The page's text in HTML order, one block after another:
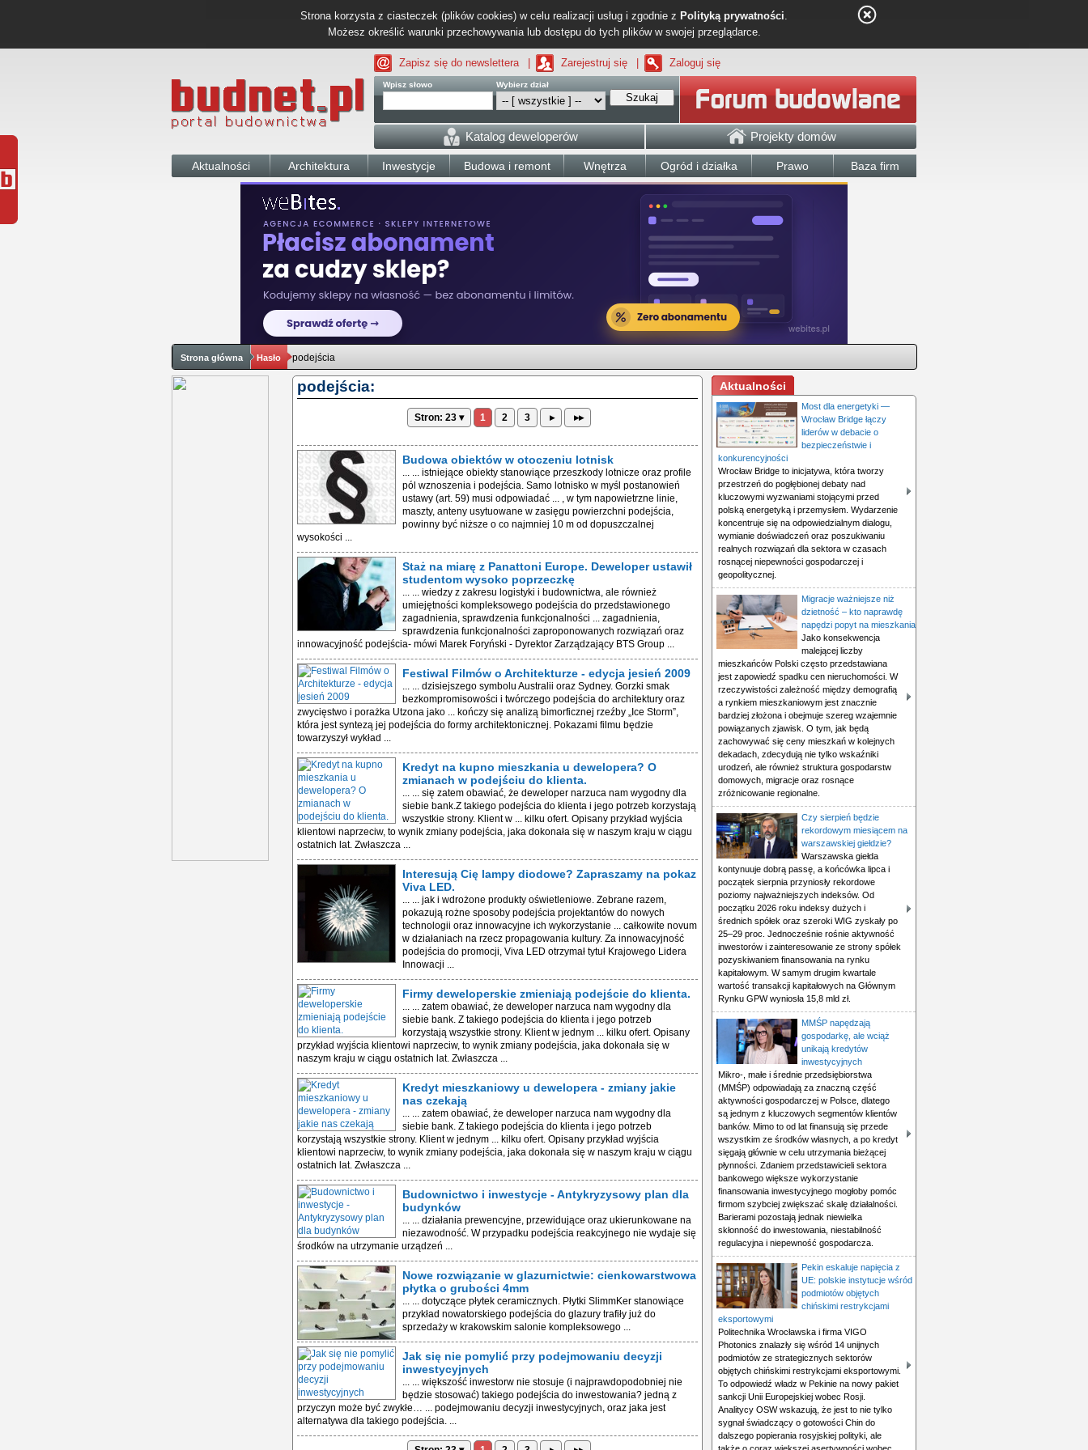
Strona korzysta z ciasteczek (plików cookies) w celu realizacji usług i zgodnie z Polityką prywatności.
Możesz określić warunki przechowywania lub dostępu do tych plików w swojej przeglądarce.
Zapisz się do newslettera Zarejestruj się Zaloguj się
Wpisz słowo Wybierz dział
Szukaj
Katalog deweloperów Projekty domów
Aktualności Architektura Inwestycje Budowa i remont Wnętrza Ogród i działka Prawo Baza firm
Strona główna Hasło podejścia
podejścia:
Stron: 23 ▾ 1 2 3 ▸ ▸▸
Budowa obiektów w otoczeniu lotnisk
... ... istniejące obiekty stanowiące przeszkody lotnicze oraz profile
pól wznoszenia i podejścia. Samo lotnisko w myśl postanowień
ustawy (art. 59) musi odpowiadać ... , w tym napowietrzne linie,
maszty, anteny usytuowane w zasięgu powierzchni podejścia,
powinny być niższe o co najmniej 10 m od dopuszczalnej
wysokości ...
Staż na miarę z Panattoni Europe. Deweloper ustawił
studentom wysoko poprzeczkę
... ... wiedzy z zakresu logistyki i budownictwa, ale również
umiejętności kompleksowego podejścia do przedstawionego
zagadnienia, sprawdzenia funkcjonalności ... zagadnienia,
sprawdzenia funkcjonalności zaproponowanych rozwiązań oraz
innowacyjność podejścia- mówi Marek Foryński - Dyrektor Zarządzający BTS Group ...
Festiwal Filmów o Architekturze - edycja jesień 2009
... ... dzisiejszego symbolu Australii oraz Sydney. Gorzki smak
bezkompromisowości i twórczego podejścia do architektury oraz
zwycięstwo i porażka Utzona jako ... kończy się analizą bimorficznej rzeźby „Ice Storm”,
która jest syntezą jej podejścia do formy architektonicznej. Pokazami filmu będzie
towarzyszył wykład ...
Kredyt na kupno mieszkania u dewelopera? O
zmianach w podejściu do klienta.
... ... się zatem obawiać, że deweloper narzuca nam wygodny dla
siebie bank.Z takiego podejścia do klienta i jego potrzeb korzystają
wszystkie strony. Klient w ... kilku ofert. Opisany przykład wyjścia
klientowi naprzeciw, to wynik zmiany podejścia, jaka dokonała się w naszym kraju w ciągu
ostatnich lat. Zwłaszcza ...
Interesują Cię lampy diodowe? Zapraszamy na pokaz
Viva LED.
... ... jak i wdrożone produkty oświetleniowe. Zebrane razem,
pokazują rożne sposoby podejścia projektantów do nowych
technologii oraz innowacyjne ich wykorzystanie ... całkowite novum
w działaniach na rzecz propagowania kultury. Za innowacyjność
podejścia do promocji, Viva LED otrzymał tytuł Krajowego Lidera
Innowacji ...
Firmy deweloperskie zmieniają podejście do klienta.
... ... zatem obawiać, że deweloper narzuca nam wygodny dla
siebie bank. Z takiego podejścia do klienta i jego potrzeb
korzystają wszystkie strony. Klient w jednym ... kilku ofert. Opisany
przykład wyjścia klientowi naprzeciw, to wynik zmiany podejścia, jaka dokonała się w
naszym kraju w ciągu ostatnich lat. Zwłaszcza ...
Kredyt mieszkaniowy u dewelopera - zmiany jakie
nas czekają
... ... zatem obawiać, że deweloper narzuca nam wygodny dla
siebie bank. Z takiego podejścia do klienta i jego potrzeb
korzystają wszystkie strony. Klient w jednym ... kilku ofert. Opisany przykład wyjścia
klientowi naprzeciw, to wynik zmiany podejścia, jaka dokonała się w naszym kraju w ciągu
ostatnich lat. Zwłaszcza ...
Budownictwo i inwestycje - Antykryzysowy plan dla
budynków
... ... działania prewencyjne, przewidujące oraz ukierunkowane na
niezawodność. W przypadku podejścia reakcyjnego nie wydaje się
środków na utrzymanie urządzeń ...
Nowe rozwiązanie w glazurnictwie: cienkowarstwowa
płytka o grubości 4mm
... ... dotyczące płytek ceramicznych. Płytki SlimmKer stanowiące
przykład nowatorskiego podejścia do glazury trafiły już do
sprzedaży w krakowskim salonie kompleksowego ...
Jak się nie pomylić przy podejmowaniu decyzji
inwestycyjnych
... ... większość inwestorw nie stosuje (i najprawdopodobniej nie
będzie stosować) takiego podejścia do inwestowania? jedną z
przyczyn może być zwykłe… ... podejmowaniu decyzji inwestycyjnych, oraz jaka jest
alternatywa dla takiego podejścia. ...
Aktualności
Most dla energetyki —
Wrocław Bridge łączy
liderów w debacie o
bezpieczeństwie i
konkurencyjności
Wrocław Bridge to inicjatywa, która tworzy
przestrzeń do pogłębionej debaty nad
kluczowymi wyzwaniami stojącymi przed
polską energetyką i przemysłem. Wydarzenie
koncentruje się na odpowiedzialnym dialogu,
wymianie doświadczeń oraz poszukiwaniu
realnych rozwiązań dla sektora w czasach
rosnącej niepewności gospodarczej i
geopolitycznej.
Migracje ważniejsze niż
dzietność – kto naprawdę
napędzi popyt na mieszkania
Jako konsekwencja
malejącej liczby
mieszkańców Polski często przedstawiana
jest zapowiedź spadku cen nieruchomości. W
rzeczywistości zależność między demografią
a rynkiem mieszkaniowym jest znacznie
bardziej złożona i obejmuje szereg wzajemnie
powiązanych zjawisk. O tym, jak będą
zachowywać się ceny mieszkań w kolejnych
dekadach, zdecydują nie tylko wskaźniki
urodzeń, ale również struktura gospodarstw
domowych, migracje oraz rosnące
zróżnicowanie regionalne.
Czy sierpień będzie
rekordowym miesiącem na
warszawskiej giełdzie?
Warszawska giełda
kontynuuje dobrą passę, a końcówka lipca i
początek sierpnia przyniosły rekordowe
poziomy najważniejszych indeksów. Od
początku 2026 roku indeksy dużych i
średnich spółek oraz szeroki WIG zyskały po
25–29 proc. Jednocześnie rośnie aktywność
inwestorów i zainteresowanie ze strony spółek
pozyskiwaniem finansowania na rynku
kapitałowym. W samym drugim kwartale
wartość transakcji kapitałowych na Głównym
Rynku GPW wyniosła 15,8 mld zł.
MMŚP napędzają
gospodarkę, ale wciąż
unikają kredytów
inwestycyjnych
Mikro-, małe i średnie przedsiębiorstwa
(MMŚP) odpowiadają za znaczną część
aktywności gospodarczej w Polsce, dlatego
są jednym z kluczowych segmentów klientów
banków. Mimo to od lat finansują się przede
wszystkim ze środków własnych, a po kredyt
sięgają głównie w celu utrzymania bieżącej
płynności. Zdaniem przedstawicieli sektora
bankowego większe wykorzystanie
finansowania inwestycyjnego mogłoby pomóc
firmom szybciej zwiększać skalę działalności.
Barierami pozostają jednak niewielka
skłonność do inwestowania, niestabilność
regulacyjna i niepewność gospodarcza.
Pekin eskaluje napięcia z
UE: polskie instytucje wśród
podmiotów objętych
chińskimi restrykcjami
eksportowymi
Politechnika Wrocławska i firma VIGO
Photonics znalazły się wśród 14 unijnych
podmiotów ze strategicznych sektorów
objętych chińskimi restrykcjami eksportowymi.
To odpowiedź władz w Pekinie na nowy pakiet
sankcji Unii Europejskiej wobec Rosji.
Analitycy OSW wskazują, że jest to nie tylko
sygnał świadczący o gotowości Chin do
dalszego popierania rosyjskiej polityki, ale